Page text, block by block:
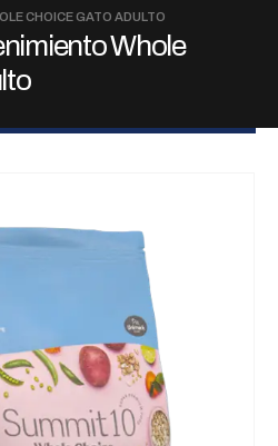
CHOICE GATO ADULTO
Whole